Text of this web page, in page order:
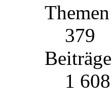
Themen
379
Beiträge
1 608